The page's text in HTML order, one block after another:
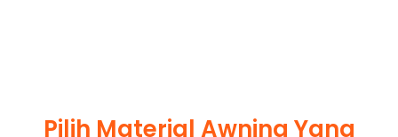
Pilih Material Awning Yang